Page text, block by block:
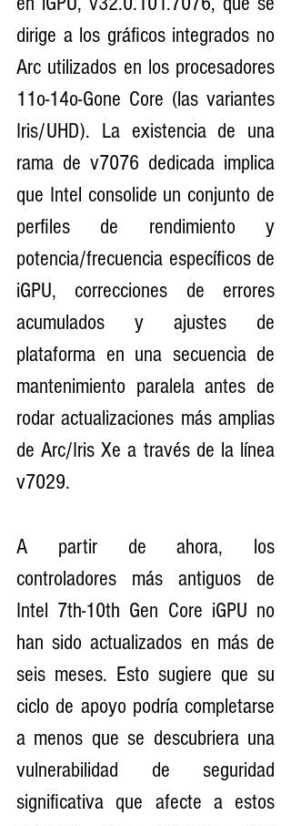
dirige a los gráficos integrados no
Arc utilizados en los procesadores
11o-14o-Gone Core (las variantes
Iris/UHD). La existencia de una
rama de v7076 dedicada implica
que Intel consolide un conjunto de
perfiles de rendimiento y
potencia/frecuencia específicos de
iGPU, correcciones de errores
acumulados y ajustes de
plataforma en una secuencia de
mantenimiento paralela antes de
rodar actualizaciones más amplias
de Arc/Iris Xe a través de la línea
v7029.
A partir de ahora, los
controladores más antiguos de
Intel 7th-10th Gen Core iGPU no
han sido actualizados en más de
seis meses. Esto sugiere que su
ciclo de apoyo podría completarse
a menos que se descubriera una
vulnerabilidad de seguridad
significativa que afecte a estos